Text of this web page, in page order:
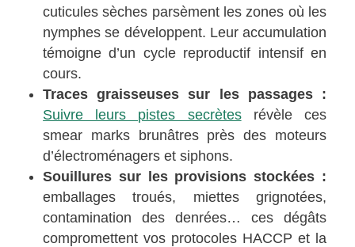
cuticules sèches parsèment les zones où les
nymphes se développent. Leur accumulation
témoigne d’un cycle reproductif intensif en
cours.
Traces graisseuses sur les passages :
Suivre leurs pistes secrètesrévèle ces
smear marks brunâtres près des moteurs
d’électroménagers et siphons.
Souillures sur les provisions stockées :
emballages troués, miettes grignotées,
contamination des denrées… ces dégâts
compromettent vos protocoles HACCP et la